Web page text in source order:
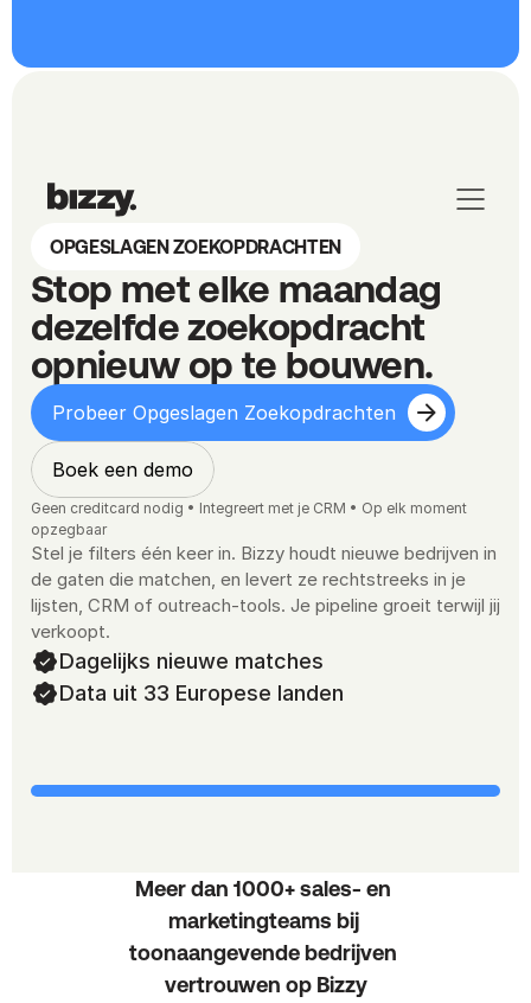
OPGESLAGEN ZOEKOPDRACHTEN
Stop met elke maandag
dezelfde zoekopdracht
opnieuw op te bouwen.
Probeer Opgeslagen Zoekopdrachten
Boek een demo
Geen creditcard nodig • Integreert met je CRM • Op elk moment
opzegbaar
Stel je filters één keer in. Bizzy houdt nieuwe bedrijven in
de gaten die matchen, en levert ze rechtstreeks in je
lijsten, CRM of outreach-tools. Je pipeline groeit terwijl jij
verkoopt.
Dagelijks nieuwe matches
Data uit 33 Europese landen
Meer dan 1000+ sales- en
marketingteams bij
toonaangevende bedrijven
vertrouwen op Bizzy